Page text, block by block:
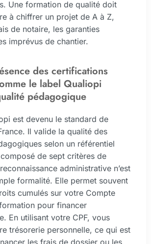
Une formation de qualité doit
à chiffrer un projet de A à Z,
de notaire, les garanties
imprévus de chantier.
des certifications
le label Qualiopi
pédagogique
est devenu le standard de
Il valide la qualité des
selon un référentiel
de sept critères de
administrative n’est
formalité. Elle permet souvent
cumulés sur votre Compte
pour financer
En utilisant votre CPF, vous
trésorerie personnelle, ce qui est